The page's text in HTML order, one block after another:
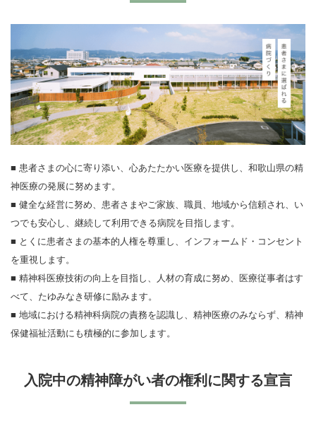
■ 患者さまの心に寄り添い、心あたたかい医療を提供し、和歌山県の精
神医療の発展に努めます。
■ 健全な経営に努め、患者さまやご家族、職員、地域から信頼され、い
つでも安心し、継続して利用できる病院を目指します。
■ とくに患者さまの基本的人権を尊重し、インフォームド・コンセント
を重視します。
■ 精神科医療技術の向上を目指し、人材の育成に努め、医療従事者はす
べて、たゆみなき研修に励みます。
■ 地域における精神科病院の責務を認識し、精神医療のみならず、精神
保健福祉活動にも積極的に参加します。
入院中の精神障がい者の権利に関する宣言